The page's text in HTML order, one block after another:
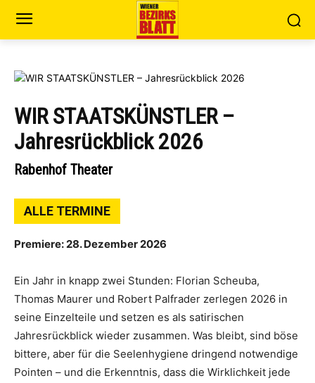
WIR STAATSKÜNSTLER –
Jahresrückblick 2026
Rabenhof Theater
ALLE TERMINE
Premiere: 28. Dezember 2026
Ein Jahr in knapp zwei Stunden: Florian Scheuba,
Thomas Maurer und Robert Palfrader zerlegen 2026 in
seine Einzelteile und setzen es als satirischen
Jahresrückblick wieder zusammen. Was bleibt, sind böse
bittere, aber für die Seelenhygiene dringend notwendige
Pointen – und die Erkenntnis, dass die Wirklichkeit jede